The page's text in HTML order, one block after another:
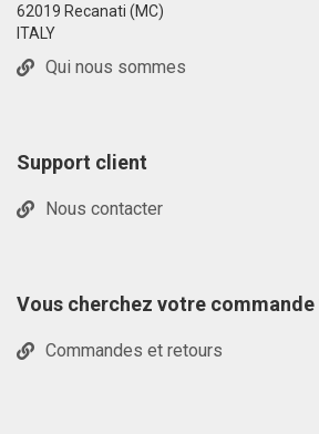
62019 Recanati (MC)
ITALY
Qui nous sommes
Support client
Nous contacter
Vous cherchez votre commande
Commandes et retours